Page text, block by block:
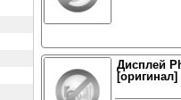
Дисплей
[оригинал]